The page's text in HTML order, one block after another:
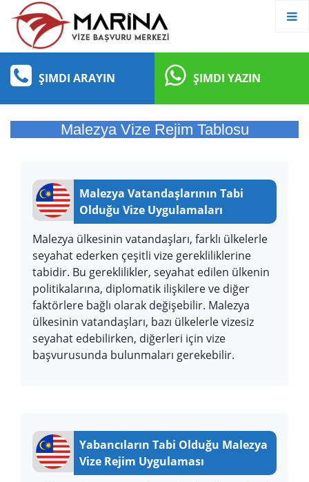
ŞIMDI ARAYIN ŞIMDI YAZIN
Malezya Vize Rejim Tablosu
Malezya Vatandaşlarının Tabi
Olduğu Vize Uygulamaları
Malezya ülkesinin vatandaşları, farklı ülkelerle
seyahat ederken çeşitli vize gerekliliklerine
tabidir. Bu gereklilikler, seyahat edilen ülkenin
politikalarına, diplomatik ilişkilere ve diğer
faktörlere bağlı olarak değişebilir. Malezya
ülkesinin vatandaşları, bazı ülkelerle vizesiz
seyahat edebilirken, diğerleri için vize
başvurusunda bulunmaları gerekebilir.
Yabancıların Tabi Olduğu Malezya
Vize Rejim Uygulaması